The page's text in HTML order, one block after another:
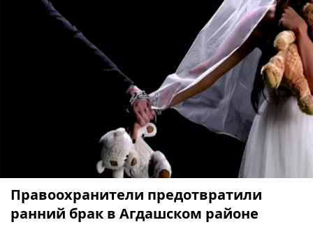
Правоохранители предотвратили
ранний брак в Агдашском районе